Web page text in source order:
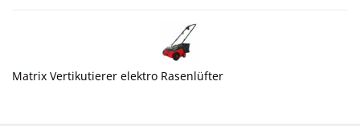
Matrix Vertikutierer elektro Rasenlüfter